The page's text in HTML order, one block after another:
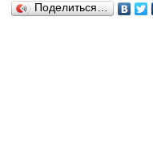
Поделиться…